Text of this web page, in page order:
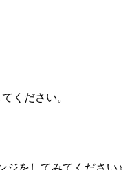
ください。